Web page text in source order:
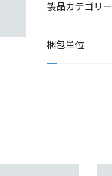
製品カテゴリー
梱包単位